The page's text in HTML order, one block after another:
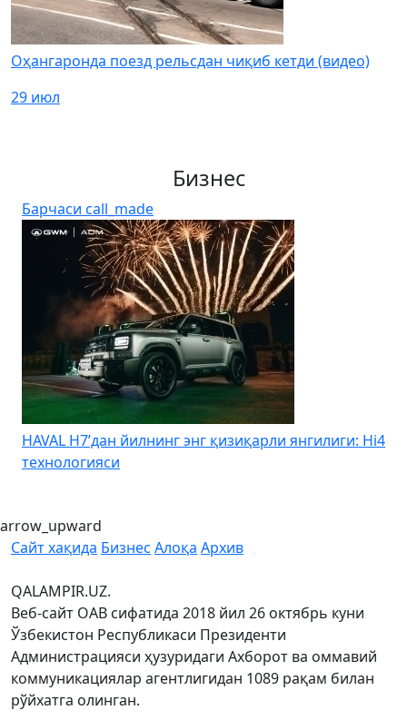
Оҳангаронда поезд рельсдан чиқиб кетди (видео)
29 июл
Бизнес
Барчаси call_made
HAVAL H7’дан йилнинг энг қизиқарли янгилиги: Hi4
технологияси
arrow_upward
Сайт хақида Бизнес Алоқа Архив
QALAMPIR.UZ.
Веб-сайт ОАВ сифатида 2018 йил 26 октябрь куни
Ўзбекистон Республикаси Президенти
Администрацияси ҳузуридаги Ахборот ва оммавий
коммуникациялар агентлигидан 1089 рақам билан
рўйхатга олинган.